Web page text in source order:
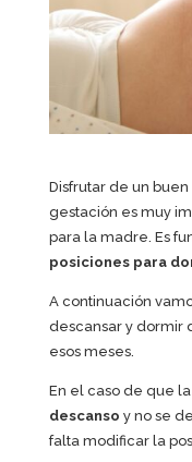
Disfrutar de un
gestación es muy
para la madre. Es
posiciones para
A continuación
descansar y dormir
esos meses.
En el caso de que
descanso y no se
falta modificar la